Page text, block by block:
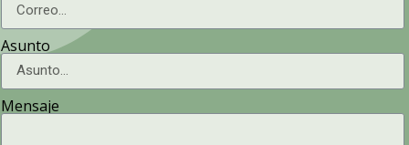
Asunto
Mensaje